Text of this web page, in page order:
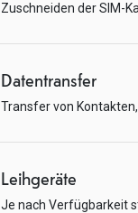
Zuschneiden der SIM-
Datentransfer
Transfer von
Leihgeräte
Je nach Verfügbarkeit